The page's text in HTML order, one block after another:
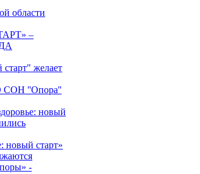
области
–
желает
СОН ''Опора''
новый
новый старт»
-